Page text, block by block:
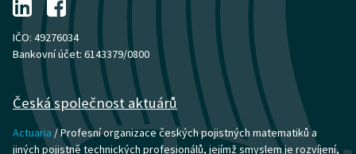
IČO: 49276034
Bankovní účet: 6143379/0800
Česká společnost aktuárů
Actuaria / Profesní organizace českých pojistných matematiků a
jiných pojistně technických profesionálů, jejímž smyslem je rozvíjení,